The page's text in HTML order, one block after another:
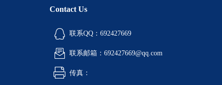
Contact Us
联系QQ：692427669
联系邮箱：692427669@qq.com
传真：